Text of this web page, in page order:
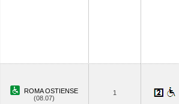
ROMA OSTIENSE
(08.07)
1